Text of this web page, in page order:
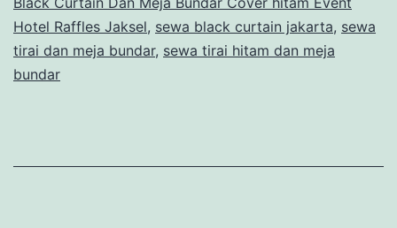
Hotel
Raffles
Hotel Raffles Jaksel, sewa black curtain jakarta, sewa
tirai dan meja bundar, sewa tirai hitam dan meja
bundar